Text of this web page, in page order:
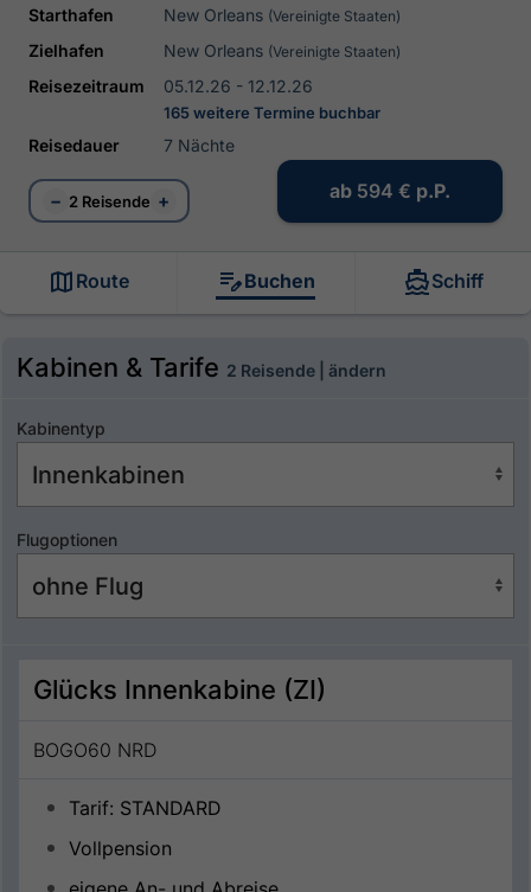
Starthafen
New Orleans (Vereinigte Staaten)
Zielhafen New Orleans (Vereinigte Staaten)
Reisezeitraum 05.12.26 - 12.12.26
165 weitere Termine buchbar
Reisedauer 7 Nächte
− 2 Reisende + ab 594 € p.P.
Route Buchen Schiff
Kabinen & Tarife 2 Reisende | ändern
Kabinentyp
Flugoptionen
Glücks Innenkabine (ZI)
BOGO60 NRD
Tarif: STANDARD
Vollpension